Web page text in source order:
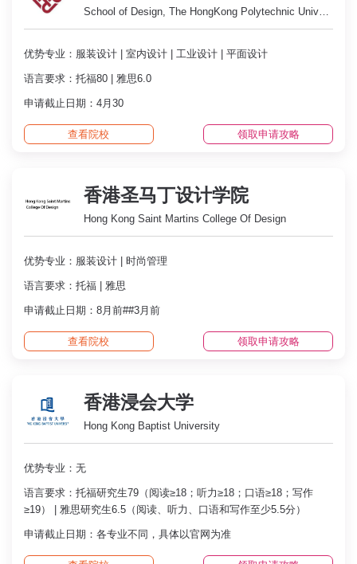
School of Design, The HongKong Polytechnic University
优势专业：服装设计 | 室内设计 | 工业设计 | 平面设计
语言要求：托福80 | 雅思6.0
申请截止日期：4月30
查看院校 领取申请攻略
香港圣马丁设计学院
Hong Kong Saint Martins College Of Design
优势专业：服装设计 | 时尚管理
语言要求：托福 | 雅思
申请截止日期：8月前##3月前
查看院校 领取申请攻略
香港浸会大学
Hong Kong Baptist University
优势专业：无
语言要求：托福研究生79（阅读≥18；听力≥18；口语≥18；写作
≥19） | 雅思研究生6.5（阅读、听力、口语和写作至少5.5分）
申请截止日期：各专业不同，具体以官网为准